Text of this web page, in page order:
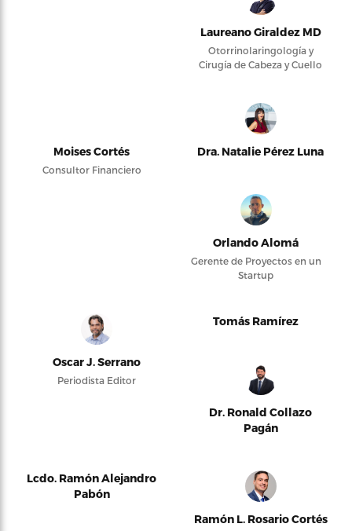
Laureano Giraldez MD
Otorrinolaringología y
Cirugía de Cabeza y Cuello
Moises Cortés
Consultor Financiero
Dra. Natalie Pérez Luna
Orlando Alomá
Gerente de Proyectos en un
Startup
Oscar J. Serrano
Periodista Editor
Tomás Ramírez
Dr. Ronald Collazo
Pagán
Lcdo. Ramón Alejandro
Pabón
Ramón L. Rosario Cortés